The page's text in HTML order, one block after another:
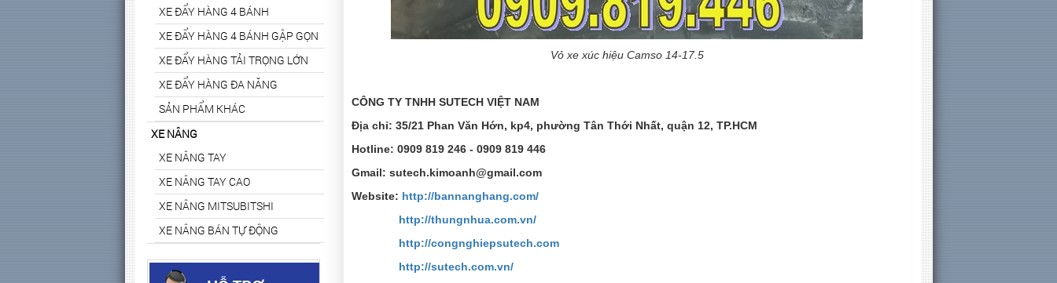
Vỏ xe xúc hiệu Camso 14-17.5
CÔNG TY TNHH SUTECH VIỆT NAM
Địa chỉ: 35/21 Phan Văn Hớn, kp4, phường Tân Thới Nhất, quận 12, TP.HCM
Hotline: 0909 819 246 - 0909 819 446
Gmail: sutech.kimoanh@gmail.com
Website: http://bannanghang.com/
http://thungnhua.com.vn/
http://congnghiepsutech.com
http://sutech.com.vn/
XE ĐẨY HÀNG 4 BÁNH
XE ĐẨY HÀNG 4 BÁNH GẬP GỌN
XE ĐẨY HÀNG TẢI TRỌNG LỚN
XE ĐẨY HÀNG ĐA NĂNG
SẢN PHẨM KHÁC
XE NÂNG
XE NÂNG TAY
XE NÂNG TAY CAO
XE NÂNG MITSUBITSHI
XE NÂNG BÁN TỰ ĐỘNG